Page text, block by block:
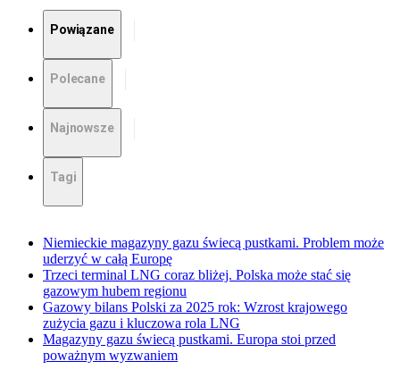
Powiązane
Polecane
Najnowsze
Tagi
Niemieckie magazyny gazu świecą pustkami. Problem może
uderzyć w całą Europę
Trzeci terminal LNG coraz bliżej. Polska może stać się
gazowym hubem regionu
Gazowy bilans Polski za 2025 rok: Wzrost krajowego
zużycia gazu i kluczowa rola LNG
Magazyny gazu świecą pustkami. Europa stoi przed
poważnym wyzwaniem